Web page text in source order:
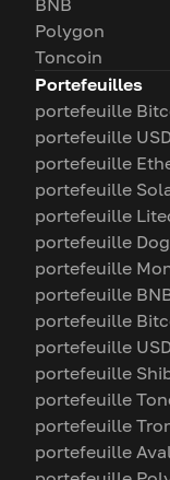
BNB
Polygon
Toncoin
Portefeuilles
portefeuille
portefeuille
portefeuille
portefeuille
portefeuille
portefeuille
portefeuille
portefeuille
portefeuille
portefeuille
portefeuille
portefeuille
portefeuille
portefeuille